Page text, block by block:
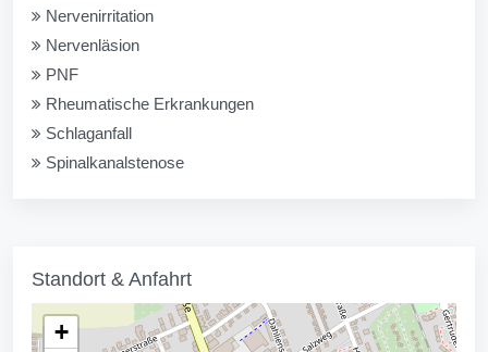
Nervenirritation
Nervenläsion
PNF
Rheumatische Erkrankungen
Schlaganfall
Spinalkanalstenose
Standort & Anfahrt
+